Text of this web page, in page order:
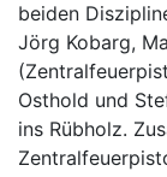
beiden
Jörg Kobarg,
Osthold und
ins Rübholz.